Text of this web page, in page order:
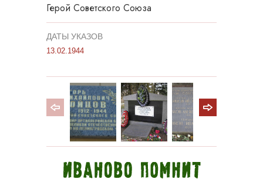
Герой Советского Союза
ДАТЫ УКАЗОВ
13.02.1944